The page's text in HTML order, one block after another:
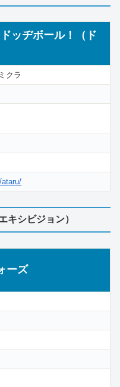
ッヂボール！（ド
クラ
キシビジョン）
ーズ